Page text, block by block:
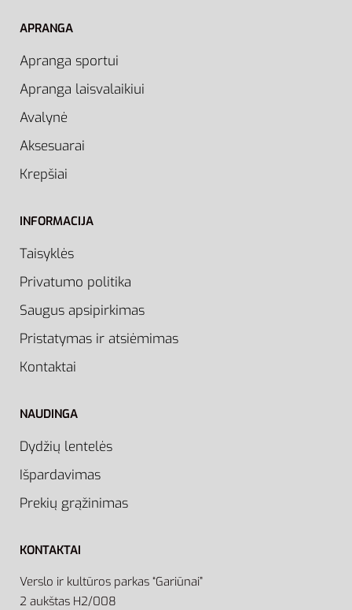
APRANGA
Apranga sportui
Apranga laisvalaikiui
Avalynė
Aksesuarai
Krepšiai
INFORMACIJA
Taisyklės
Privatumo politika
Saugus apsipirkimas
Pristatymas ir atsiėmimas
Kontaktai
NAUDINGA
Dydžių lentelės
Išpardavimas
Prekių grąžinimas
KONTAKTAI
Verslo ir kultūros parkas “Gariūnai”
2 aukštas H2/008